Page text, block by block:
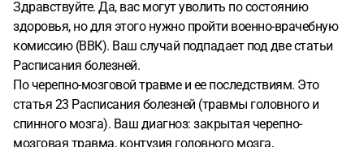
Здравствуйте. Да, вас могут уволить по состоянию
здоровья, но для этого нужно пройти военно-врачебную
комиссию (ВВК). Ваш случай подпадает под две статьи
Расписания болезней.
По черепно-мозговой травме и ее последствиям. Это
статья 23 Расписания болезней (травмы головного и
спинного мозга). Ваш диагноз: закрытая черепно-
мозговая травма, контузия головного мозга,